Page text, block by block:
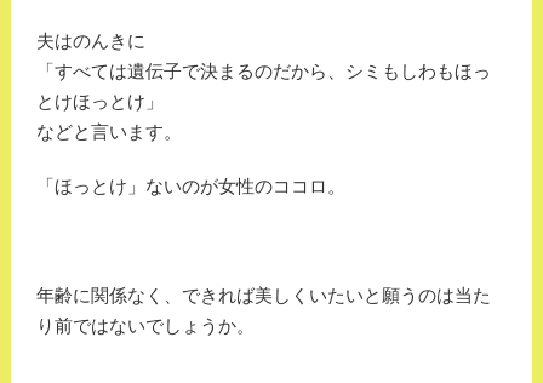
夫はのんきに
「すべては遺伝子で決まるのだから、シミもしわもほっ
とけほっとけ」
などと言います。
「ほっとけ」ないのが女性のココロ。
年齢に関係なく、できれば美しくいたいと願うのは当た
り前ではないでしょうか。